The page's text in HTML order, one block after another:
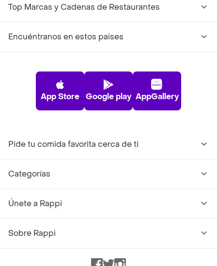
Top Marcas y Cadenas de Restaurantes
Encuéntranos en estos países
App Store Google play AppGallery
Pide tu comida favorita cerca de ti
Categorías
Únete a Rappi
Sobre Rappi
Facebook
TwitterInstagram